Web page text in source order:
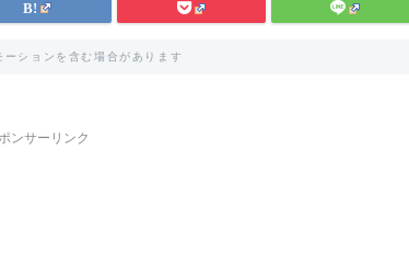
ーションを含む場合があります
ンサーリンク